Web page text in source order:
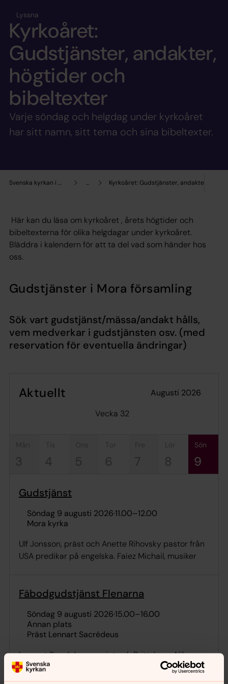
Svenska kyrkan i Mora ... Kyrkoåret: Gudstjänster, andakter,
Lyssna
Kyrkoåret:
Gudstjänster, andakter,
högtider och
bibeltexter
Varje söndag och helgdag under kyrkoåret
har sitt namn, sitt tema och sina bibeltexter.
Här kan du läsa om kyrkoåret , årets högtider och
bibeltexterna för olika helgdagar under kyrkoåret.
Bläddra i kalendern för att ta del vad som händer hos
oss.
Gudstjänster i Mora församling
Sök vart gudstjänst/mässa/andakt hålls,
vem medverkar i gudstjänsten osv. (med
reservation för eventuella ändringar)
Aktuellt
augusti 2026
Vecka 32
tis
4
tor
6
lör
8
sön
9
Gudstjänst
söndag 9 augusti 2026·11.00–12.00
Mora kyrka
Ulf Jonsson, präst och Anette Rihovsky pastor från
USA predikar på engelska. Faiez Michail, musiker
Fäbodgudstjänst Flenarna
söndag 9 augusti 2026·15.00–16.00
Annan plats
Präst Lennart Sacrédeus
Lennart Sacrédeus, veniat och Britt-Inger Nilsson,
musiker. Benke Mattson och Gunnel Åkesson deltar
med sång och musik.